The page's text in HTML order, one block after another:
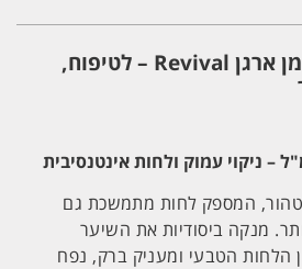
מארז סדרת לחות שמן ארגן Revival – לטיפוח,
המספק לחות מתמשכת גם
מנקה ביסודיות את השיער
הלחות הטבעי ומעניק ברק, נפח